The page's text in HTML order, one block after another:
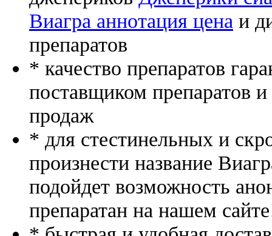
Виагра аннотация цена и
препаратов
* качество препаратов
поставщиком препаратов
продаж
* для стестинельных и
произнести название
подойдет возможность
препаратан на нашем